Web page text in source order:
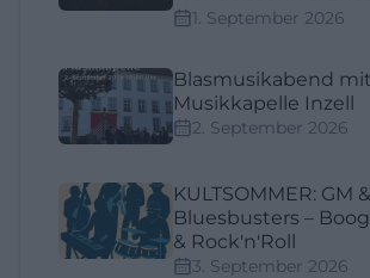
1. September 2026
Blasmusikabend
Musikkapelle Inzell
2. September 2026
KULTSOMMER: GM
Bluesbusters –
& Rock'n'Roll
3. September 2026